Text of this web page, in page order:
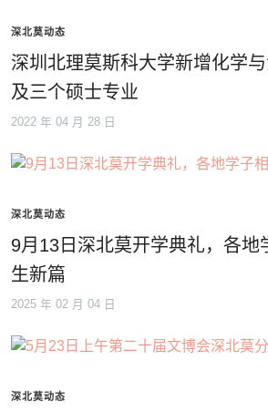
深北莫动态
深圳北理莫斯科大学新增化学
及三个硕士专业
2022 年 04 月 28 日
深北莫动态
9月13日深北莫开学典礼，各地
生新篇
2025 年 02 月 04 日
深北莫动态